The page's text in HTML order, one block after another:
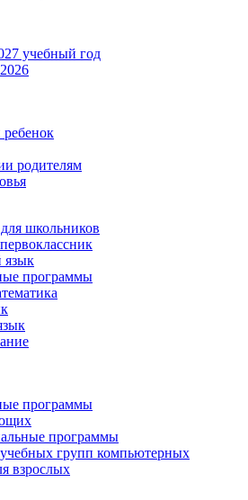
учебный год
родителям
школьников
язык
программы
программы
программы
групп компьютерных
взрослых